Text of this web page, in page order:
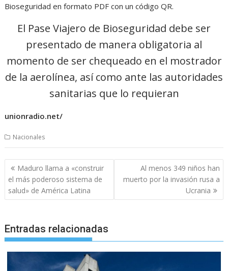
Bioseguridad en formato PDF con un código QR.
El Pase Viajero de Bioseguridad debe ser
presentado de manera obligatoria al
momento de ser chequeado en el mostrador
de la aerolínea, así como ante las autoridades
sanitarias que lo requieran
unionradio.net/
Nacionales
Navegación
de
entradas
Maduro llama a «construir
el más poderoso sistema de
salud» de América Latina
Al menos 349 niños han
muerto por la invasión rusa a
Ucrania
Entradas relacionadas